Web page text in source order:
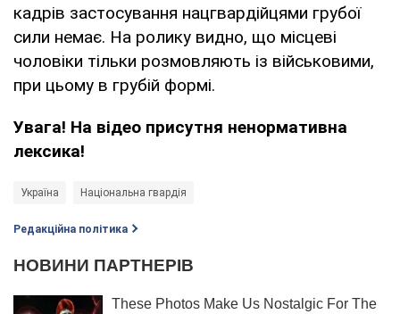
кадрів застосування нацгвардійцями грубої
сили немає. На ролику видно, що місцеві
чоловіки тільки розмовляють із військовими,
при цьому в грубій формі.
Увага! На відео присутня ненормативна
лексика!
Україна Національна гвардія
Редакційна політика